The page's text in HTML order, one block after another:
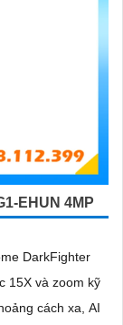
EHUN 4MP
DarkFighter
15X và zoom kỹ
cách xa, AI